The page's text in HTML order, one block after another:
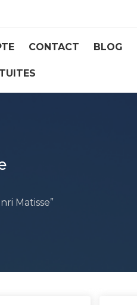
CONTACT BLOG
Matisse”